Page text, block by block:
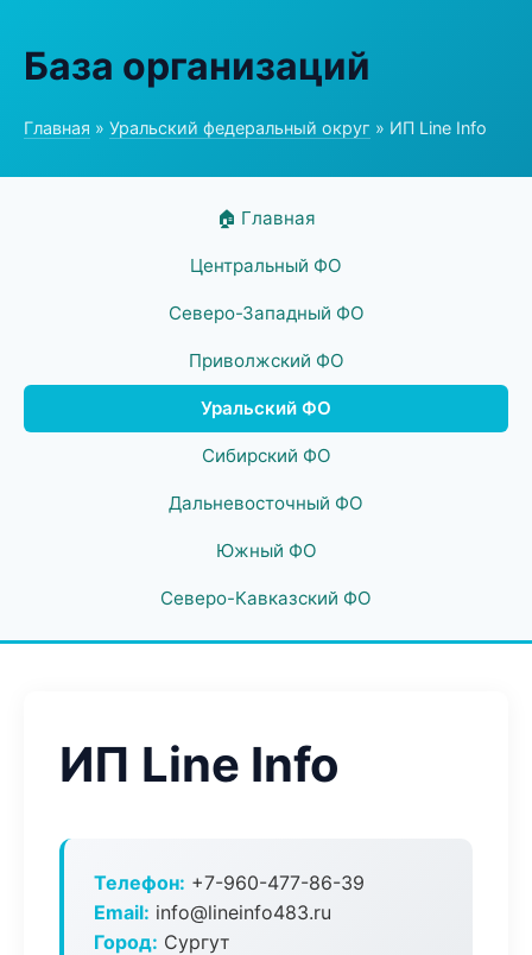
База организаций
Главная » Уральский федеральный округ » ИП Line Info
🏠 Главная
Центральный ФО
Северо-Западный ФО
Приволжский ФО
Уральский ФО
Сибирский ФО
Дальневосточный ФО
Южный ФО
Северо-Кавказский ФО
ИП Line Info
Телефон: +7-960-477-86-39
Email: info@lineinfo483.ru
Город: Сургут